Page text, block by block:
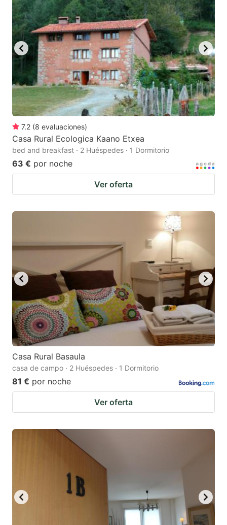
7.2 (8 evaluaciones)
Casa Rural Ecologica Kaano Etxea
bed and breakfast · 2 Huéspedes · 1 Dormitorio
63 € por noche
Ver oferta
Casa Rural Basaula
casa de campo · 2 Huéspedes · 1 Dormitorio
81 € por noche
Ver oferta